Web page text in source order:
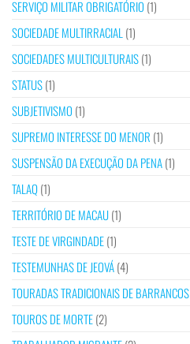
SERVIÇO MILITAR OBRIGATÓRIO (1)
SOCIEDADE MULTIRRACIAL (1)
SOCIEDADES MULTICULTURAIS(1)
STATUS(1)
SUBJETIVISMO (1)
SUPREMO INTERESSE DO MENOR (1)
SUSPENSÃO DA EXECUÇÃO DA PENA(1)
TALAQ(1)
TERRITÓRIO DE MACAU(1)
TESTE DE VIRGINDADE(1)
TESTEMUNHAS DE JEOVÁ(4)
TOURADAS TRADICIONAIS DE BARRANCOS
TOUROS DE MORTE(2)